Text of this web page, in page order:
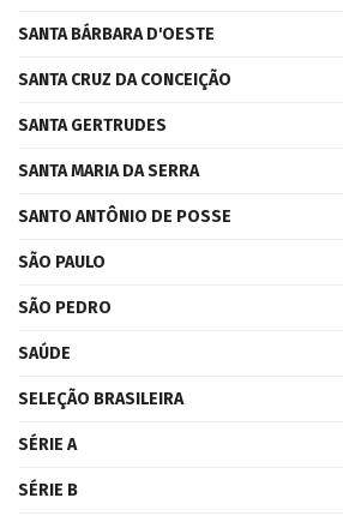
SANTA BÁRBARA D'OESTE
SANTA CRUZ DA CONCEIÇÃO
SANTA GERTRUDES
SANTA MARIA DA SERRA
SANTO ANTÔNIO DE POSSE
SÃO PAULO
SÃO PEDRO
SAÚDE
SELEÇÃO BRASILEIRA
SÉRIE A
SÉRIE B